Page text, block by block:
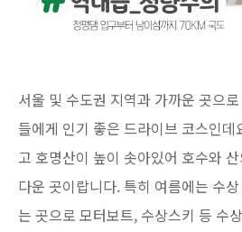
서울 및 수도권 지역과 가까운 곳으
들에게 인기 좋은 드라이브 코스인
고 호명산이 높이 솟아있어 호수와
다운 곳이랍니다. 특히 여름에는 수
는 곳으로 모터보트, 수상스키 등 수